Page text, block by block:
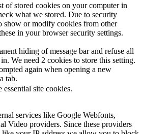
of stored cookies on your computer in
what we stored. Due to security
show or modify cookies from other
in your browser security settings.
hiding of message bar and refuse all
We need 2 cookies to store this setting.
again when opening a new
tab.
site cookies.
services like Google Webfonts,
Video providers. Since these providers